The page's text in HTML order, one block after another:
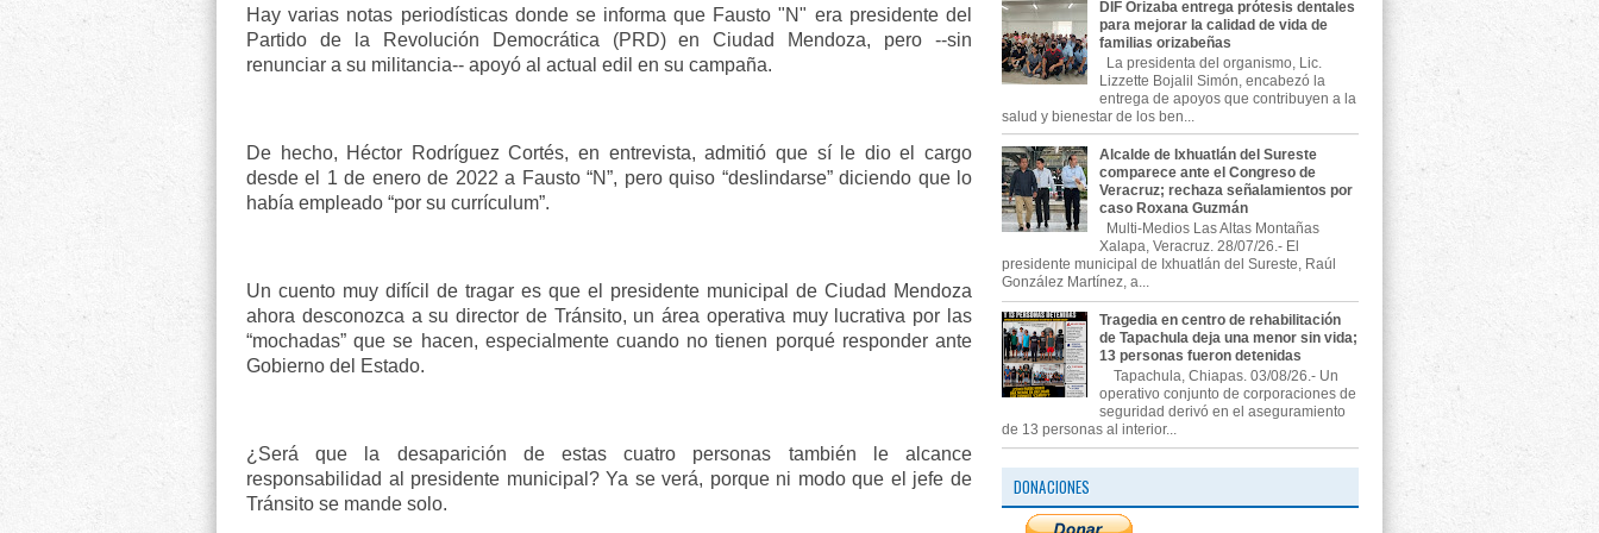
Hay varias notas periodísticas donde se informa que Fausto "N" era presidente del
Partido de la Revolución Democrática (PRD) en Ciudad Mendoza, pero --sin
renunciar a su militancia-- apoyó al actual edil en su campaña.
De hecho, Héctor Rodríguez Cortés, en entrevista, admitió que sí le dio el cargo
desde el 1 de enero de 2022 a Fausto “N”, pero quiso “deslindarse” diciendo que lo
había empleado “por su currículum”.
Un cuento muy difícil de tragar es que el presidente municipal de Ciudad Mendoza
ahora desconozca a su director de Tránsito, un área operativa muy lucrativa por las
“mochadas” que se hacen, especialmente cuando no tienen porqué responder ante
Gobierno del Estado.
¿Será que la desaparición de estas cuatro personas también le alcance
responsabilidad al presidente municipal? Ya se verá, porque ni modo que el jefe de
Tránsito se mande solo.
DIF Orizaba entrega prótesis dentales
para mejorar la calidad de vida de
familias orizabeñas
La presidenta del organismo, Lic.
Lizzette Bojalil Simón, encabezó la
entrega de apoyos que contribuyen a la
salud y bienestar de los ben...
Alcalde de Ixhuatlán del Sureste
comparece ante el Congreso de
Veracruz; rechaza señalamientos por
caso Roxana Guzmán
Multi-Medios Las Altas Montañas
Xalapa, Veracruz. 28/07/26.- El
presidente municipal de Ixhuatlán del Sureste, Raúl
González Martínez, a...
Tragedia en centro de rehabilitación
de Tapachula deja una menor sin vida;
13 personas fueron detenidas
Tapachula, Chiapas. 03/08/26.- Un
operativo conjunto de corporaciones de
seguridad derivó en el aseguramiento
de 13 personas al interior...
DONACIONES